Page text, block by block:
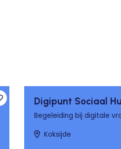
aan favorieten
Digipunt Sociaal
Begeleiding bij digitale
Koksijde